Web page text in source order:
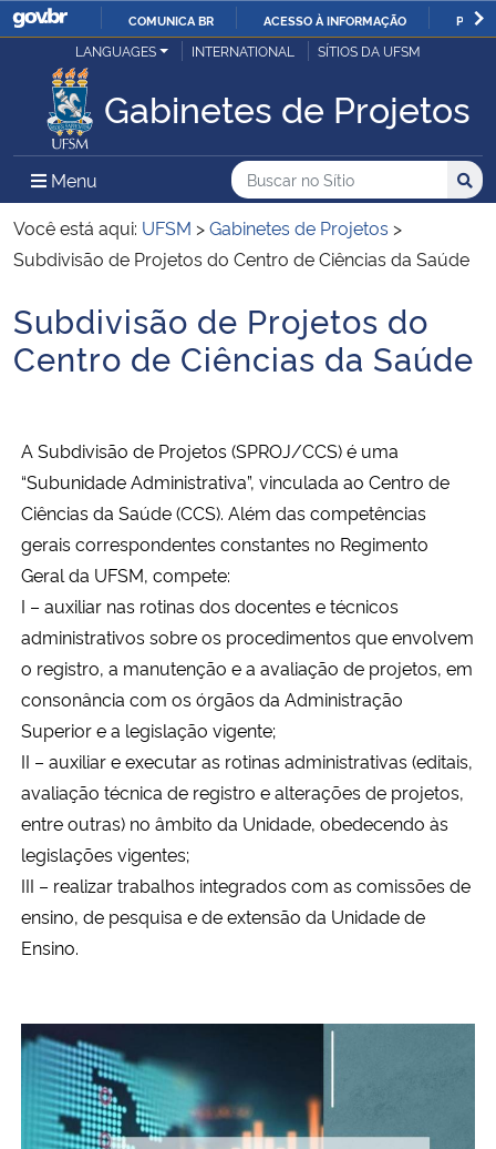
IR
O
COMUNICA BR ACESSO À INFORMAÇÃO
Ministério da Justiça e Segurança Pública
Ministério da Defesa
Ministério das Relações Exteriores
Ministério da Infraestrutura
Ministério da Educação
Ministério da Cidadania
Ministério da Saúde
Ministério de Minas e Energia
Ministério da Ciência, Tecnologia, Inovações e Comunicações
Ministério do Turismo
Ministério do Desenvolvimento Regional
Controladoria-Geral da União
Secretaria-Geral
Secretaria de Governo
LANGUAGES INTERNATIONAL SÍTIOS DA UFSM
Gabinetes de Projetos
Menu Menu Principal do Sítio
Busca
Buscar no no Sítio
Busca:
Você está aqui: UFSM >Gabinetes de Projetos >
Subdivisão de Projetos do Centro de Ciências da Saúde
Início do conteúdo
Subdivisão de Projetos do
Centro de Ciências da Saúde
A Subdivisão de Projetos (SPROJ/CCS) é uma
“Subunidade Administrativa”, vinculada ao Centro de
Ciências da Saúde (CCS). Além das competências
gerais correspondentes constantes no Regimento
Geral da UFSM, compete:
I – auxiliar nas rotinas dos docentes e técnicos
administrativos sobre os procedimentos que envolvem
o registro, a manutenção e a avaliação de projetos, em
consonância com os órgãos da Administração
Superior e a legislação vigente;
II – auxiliar e executar as rotinas administrativas (editais,
avaliação técnica de registro e alterações de projetos,
entre outras) no âmbito da Unidade, obedecendo às
legislações vigentes;
III – realizar trabalhos integrados com as comissões de
ensino, de pesquisa e de extensão da Unidade de
Ensino.